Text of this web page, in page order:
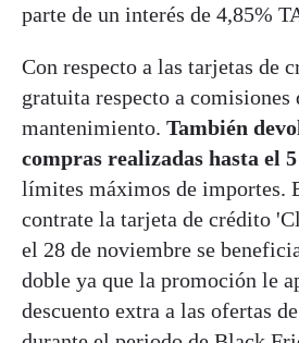
parte de un interés de 4,85%
Con respecto a las tarjetas de
gratuita respecto a comisiones
mantenimiento. También
compras realizadas hasta el
límites máximos de importes.
contrate la tarjeta de crédito
el 28 de noviembre se
doble ya que la promoción le
descuento extra a las ofertas